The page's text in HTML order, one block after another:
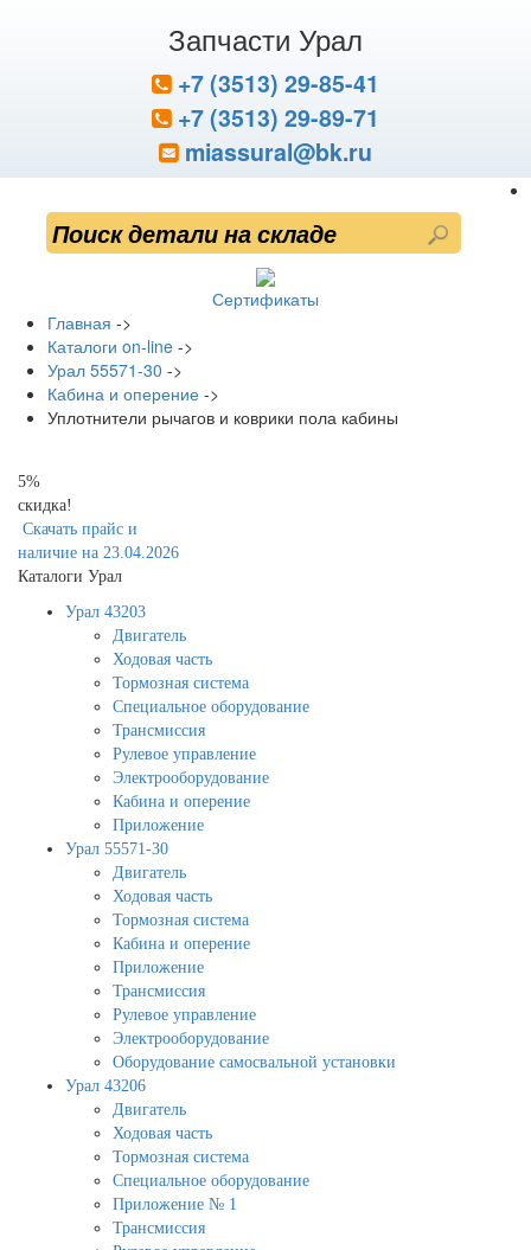
Запчасти Урал
+7 (3513) 29-85-41
+7 (3513) 29-89-71
miassural@bk.ru
Сертификаты
Главная ->
Каталоги on-line ->
Урал 55571-30 ->
Кабина и оперение ->
Уплотнители рычагов и коврики пола кабины
5%
скидка!
Скачать прайс и
наличие на 23.04.2026
Каталоги Урал
Урал 43203
Двигатель
Ходовая часть
Тормозная система
Специальное оборудование
Трансмиссия
Рулевое управление
Электрооборудование
Кабина и оперение
Приложение
Урал 55571-30
Двигатель
Ходовая часть
Тормозная система
Кабина и оперение
Приложение
Трансмиссия
Рулевое управление
Электрооборудование
Оборудование самосвальной установки
Урал 43206
Двигатель
Ходовая часть
Тормозная система
Специальное оборудование
Приложение № 1
Трансмиссия